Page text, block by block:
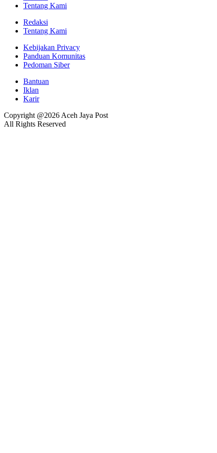
Tentang Kami
Redaksi
Tentang Kami
Kebijakan Privacy
Panduan Komunitas
Pedoman Siber
Bantuan
Iklan
Karir
Copyright @2026 Aceh Jaya Post
All Rights Reserved